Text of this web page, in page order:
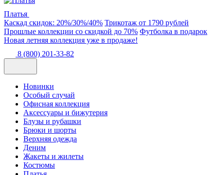
Платья
Каскад скидок: 20%/30%/40% Трикотаж от 1790 рублей
Прошлые коллекции со скидкой до 70% Футболка в подарок
Новая летняя коллекция уже в продаже!
8 (800) 201-33-82
Новинки
Особый случай
Офисная коллекция
Аксессуары и бижутерия
Блузы и рубашки
Брюки и шорты
Верхняя одежда
Деним
Жакеты и жилеты
Костюмы